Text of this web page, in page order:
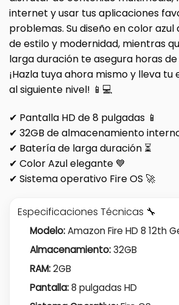
internet y usar tus aplicaciones
problemas. Su diseño en color
de estilo y modernidad, mientras
larga duración te asegura horas
¡Hazla tuya ahora mismo y lleva
al siguiente nivel! 📱💻
✔ Pantalla HD de 8 pulgadas 📱
✔ 32GB de almacenamiento
✔ Batería de larga duración ⏳
✔ Color Azul elegante 💙
✔ Sistema operativo Fire OS 🚀
Especificaciones Técnicas 🔧
Modelo:Amazon Fire HD 8 12th
Almacenamiento:32GB
RAM:2GB
Pantalla:8 pulgadas HD